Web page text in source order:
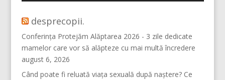
desprecopii.
Conferința Protejăm Alăptarea 2026 - 3 zile dedicate
mamelor care vor să alăpteze cu mai multă încredere
august 6, 2026
Când poate fi reluată viața sexuală după naștere? Ce